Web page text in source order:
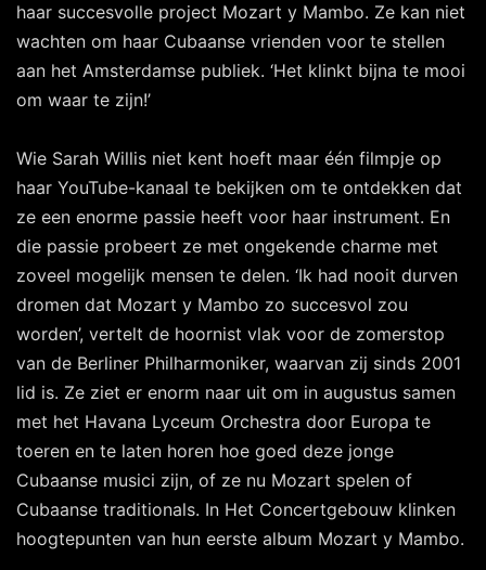
haar succesvolle project Mozart y Mambo. Ze kan niet
wachten om haar Cubaanse vrienden voor te stellen
aan het Amsterdamse publiek. ‘Het klinkt bijna te mooi
om waar te zijn!’
Wie Sarah Willis niet kent hoeft maar één filmpje op
haar YouTube-kanaal te bekijken om te ontdekken dat
ze een enorme passie heeft voor haar instrument. En
die passie probeert ze met ongekende charme met
zoveel mogelijk mensen te delen. ‘Ik had nooit durven
dromen dat Mozart y Mambo zo succesvol zou
worden’, vertelt de hoornist vlak voor de zomerstop
van de Berliner Philharmoniker, waarvan zij sinds 2001
lid is. Ze ziet er enorm naar uit om in augustus samen
met het Havana Lyceum Orchestra door Europa te
toeren en te laten horen hoe goed deze jonge
Cubaanse musici zijn, of ze nu Mozart spelen of
Cubaanse traditionals. In Het Concertgebouw klinken
hoogtepunten van hun eerste album Mozart y Mambo.